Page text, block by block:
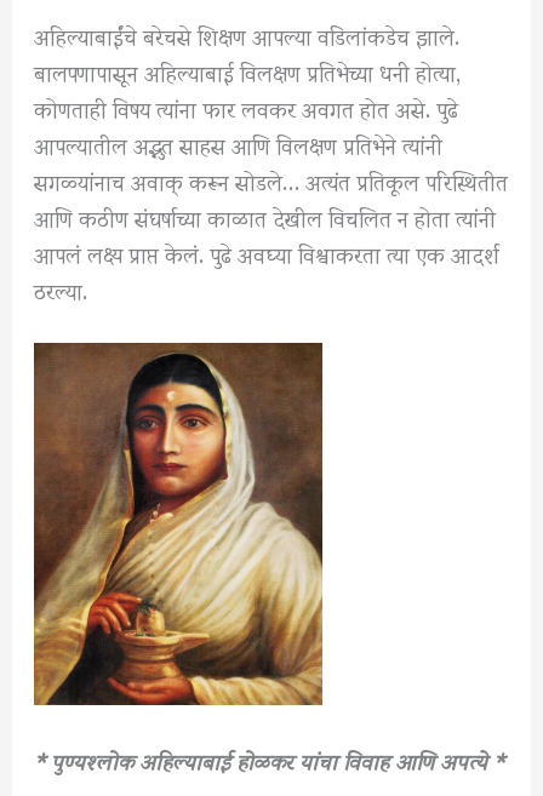
अहिल्याबाईंचे बरेचसे शिक्षण आपल्या वडिलांकडेच झाले.
बालपणापासून अहिल्याबाई विलक्षण प्रतिभेच्या धनी होत्या,
कोणताही विषय त्यांना फार लवकर अवगत होत असे. पुढे
आपल्यातील अद्भुत साहस आणि विलक्षण प्रतिभेने त्यांनी
सगळ्यांनाच अवाक् करून सोडले… अत्यंत प्रतिकूल परिस्थितीत
आणि कठीण संघर्षाच्या काळात देखील विचलित न होता त्यांनी
आपलं लक्ष्य प्राप्त केलं. पुढे अवघ्या विश्वाकरता त्या एक आदर्श
ठरल्या.
* पुण्यश्लोक अहिल्याबाई होळकर यांचा विवाह आणि अपत्ये *